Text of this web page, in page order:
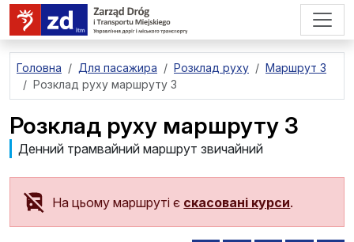
перейти до основного вмісту
Головна Для пасажира Розклад руху
Маршрут 3
Розклад руху маршруту 3
Розклад руху маршруту 3
Денний трамвайний маршрут звичайний
На цьому маршруті є скасовані курси.